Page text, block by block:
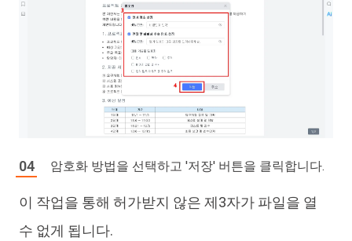
암호화 방법을 선택하고 '저장' 버튼을 클릭합니다.
이 작업을 통해 허가받지 않은 제3자가 파일을 열
수 없게 됩니다.